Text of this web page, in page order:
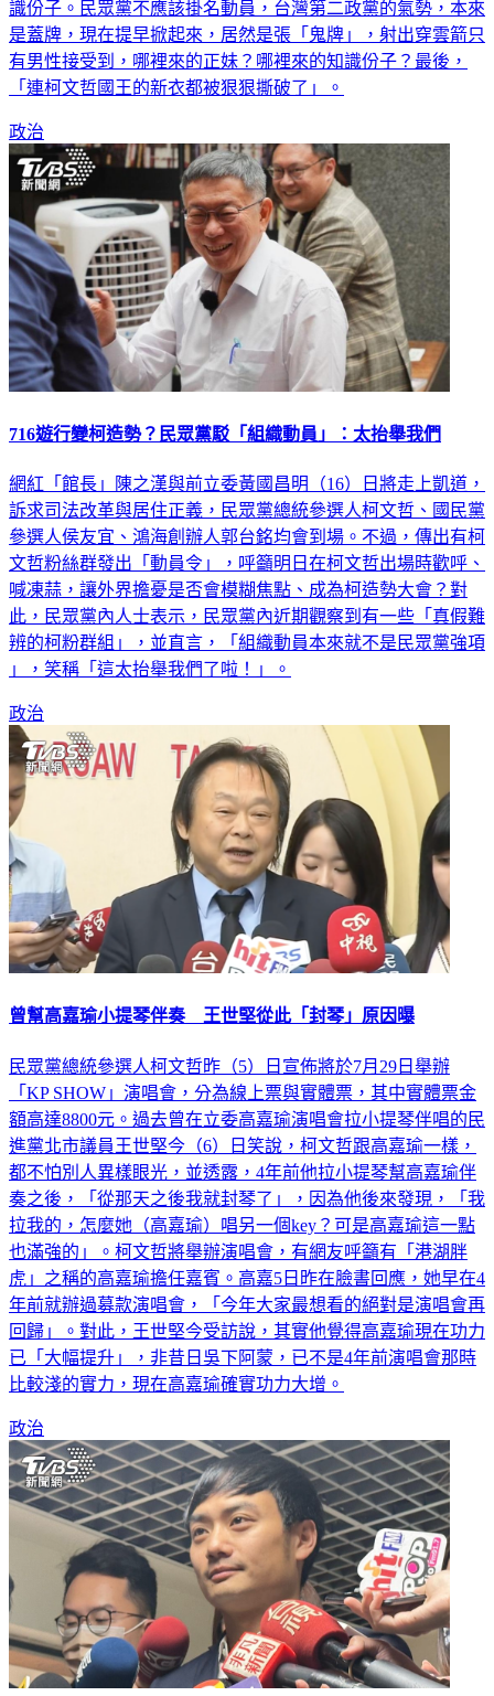
度，更能確定就是國民黨游離過去的，並非什麼年輕人、高知
識份子。民眾黨不應該掛名動員，台灣第二政黨的氣勢，本來
是蓋牌，現在提早掀起來，居然是張「鬼牌」，射出穿雲箭只
有男性接受到，哪裡來的正妹？哪裡來的知識份子？最後，
政治
網紅「館長」陳之漢與前立委黃國昌明（16）日將走上凱道，
訴求司法改革與居住正義，民眾黨總統參選人柯文哲、國民黨
參選人侯友宜、鴻海創辦人郭台銘均會到場。不過，傳出有柯
文哲粉絲群發出「動員令」，呼籲明日在柯文哲出場時歡呼、
喊凍蒜，讓外界擔憂是否會模糊焦點、成為柯造勢大會？對
此，民眾黨內人士表示，民眾黨內近期觀察到有一些「真假難
辨的柯粉群組」，並直言，「組織動員本來就不是民眾黨強項
政治
民眾黨總統參選人柯文哲昨（5）日宣佈將於7月29日舉辦
「KP SHOW」演唱會，分為線上票與實體票，其中實體票金
額高達8800元。過去曾在立委高嘉瑜演唱會拉小提琴伴唱的民
進黨北市議員王世堅今（6）日笑說，柯文哲跟高嘉瑜一樣，
都不怕別人異樣眼光，並透露，4年前他拉小提琴幫高嘉瑜伴
奏之後，「從那天之後我就封琴了」，因為他後來發現，「我
拉我的，怎麼她（高嘉瑜）唱另一個key？可是高嘉瑜這一點
也滿強的」。柯文哲將舉辦演唱會，有網友呼籲有「港湖胖
虎」之稱的高嘉瑜擔任嘉賓。高嘉5日昨在臉書回應，她早在4
年前就辦過募款演唱會，「今年大家最想看的絕對是演唱會再
回歸」。對此，王世堅今受訪說，其實他覺得高嘉瑜現在功力
已「大幅提升」，非昔日吳下阿蒙，已不是4年前演唱會那時
政治